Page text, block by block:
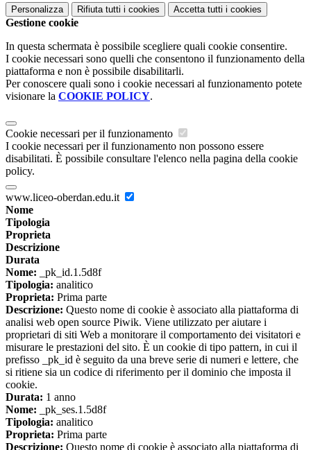
Personalizza Rifiuta tutti i cookies Accetta tutti i cookies
Gestione cookie
In questa schermata è possibile scegliere quali cookie consentire.
I cookie necessari sono quelli che consentono il funzionamento della
piattaforma e non è possibile disabilitarli.
Per conoscere quali sono i cookie necessari al funzionamento potete
visionare la COOKIE POLICY.
Cookie necessari per il funzionamento
I cookie necessari per il funzionamento non possono essere
disabilitati. È possibile consultare l'elenco nella pagina della cookie
policy.
www.liceo-oberdan.edu.it
Nome
Tipologia
Proprieta
Descrizione
Durata
Nome: _pk_id.1.5d8f
Tipologia: analitico
Proprieta: Prima parte
Descrizione: Questo nome di cookie è associato alla piattaforma di
analisi web open source Piwik. Viene utilizzato per aiutare i
proprietari di siti Web a monitorare il comportamento dei visitatori e
misurare le prestazioni del sito. È un cookie di tipo pattern, in cui il
prefisso _pk_id è seguito da una breve serie di numeri e lettere, che
si ritiene sia un codice di riferimento per il dominio che imposta il
cookie.
Durata: 1 anno
Nome: _pk_ses.1.5d8f
Tipologia: analitico
Proprieta: Prima parte
Descrizione: Questo nome di cookie è associato alla piattaforma di